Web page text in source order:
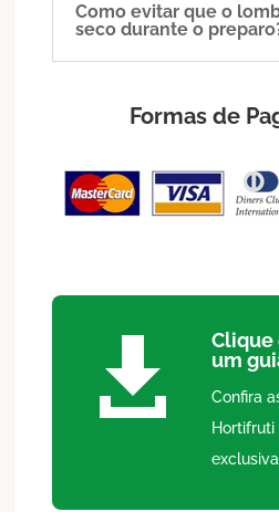
Como evitar que o
seco durante o
Formas de

Clique
um
Confira